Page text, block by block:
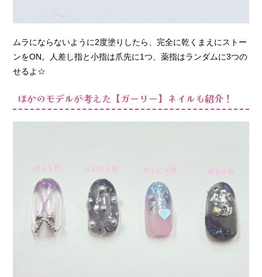
ムラにならないように2度塗りしたら、完全に乾くまえにストー
ンをON。人差し指と小指は爪先に1つ、薬指はランダムに3つの
せるよ☆
ほかのモデルが考えた【ガーリー】ネイルも紹介！